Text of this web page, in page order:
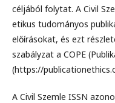
céljából folytat. A Civil
etikus tudományos
előírásokat, és ezt
szabályzat a COPE
(https://
A Civil Szemle ISSN